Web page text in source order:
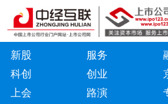
新股 服务
科创
创业
上会
路演